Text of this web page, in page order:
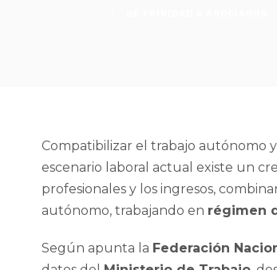
Compatibilizar el trabajo autónomo
escenario laboral actual existe un
profesionales y los ingresos,
autónomo, trabajando en régimen
Según apunta la Federación